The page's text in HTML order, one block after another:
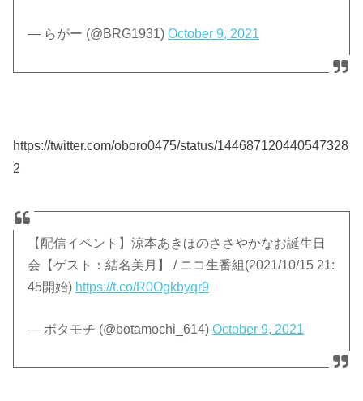
— らがー (@BRG1931)October 9, 2021
https://twitter.com/oboro0475/status/144687120440547328
2
【配信イベント】涼本あきほのささやかなお誕生日
会【ゲスト：結名美月】 / ニコ生番組(2021/10/15 21:
45開始) https://t.co/R0Ogkbyqr9
— ボタモチ (@botamochi_614)October 9, 2021